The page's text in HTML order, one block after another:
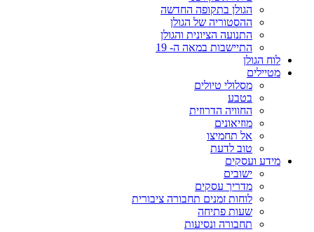
הגולן בתקופה החדשה
ההסטוריה של הגולן
התנועה הציונית והגולן
התיישבות במאה ה- 19
לוח הגולן
מטיילים
מסלולי טיולים
בטבע
החוויה הדרוזית
מוזיאונים
אל תחמיצו
טוב לדעת
מידע ועסקים
ישובים
מדריך עסקים
לוחות זמנים תחבורה ציבורית
שעות פתיחה
תחבורה ונסיעות